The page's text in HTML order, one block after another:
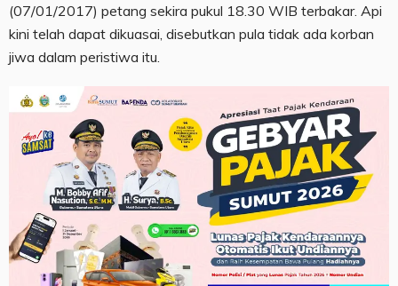
(07/01/2017) petang sekira pukul 18.30 WIB terbakar. Api
kini telah dapat dikuasai, disebutkan pula tidak ada korban
jiwa dalam peristiwa itu.